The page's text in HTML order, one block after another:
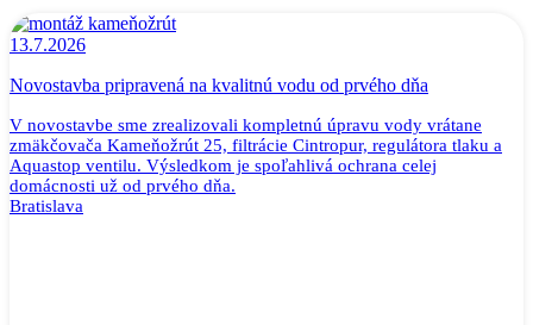
13.7.2026
Novostavba pripravená na kvalitnú vodu od prvého dňa
V novostavbe sme zrealizovali kompletnú úpravu vody vrátane
zmäkčovača Kameňožrút 25, filtrácie Cintropur, regulátora tlaku a
Aquastop ventilu. Výsledkom je spoľahlivá ochrana celej
domácnosti už od prvého dňa.
Bratislava